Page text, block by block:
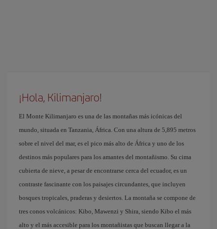
¡Hola, Kilimanjaro!
El Monte Kilimanjaro es una de las montañas más icónicas del
mundo, situada en Tanzania, África. Con una altura de 5,895 metros
sobre el nivel del mar, es el pico más alto de África y uno de los
destinos más populares para los amantes del montañismo. Su cima
cubierta de nieve, a pesar de encontrarse cerca del ecuador, es un
contraste fascinante con los paisajes circundantes, que incluyen
bosques tropicales, praderas y desiertos. La montaña se compone de
tres conos volcánicos: Kibo, Mawenzi y Shira, siendo Kibo el más
alto y el más accesible para los montañistas que buscan llegar a la